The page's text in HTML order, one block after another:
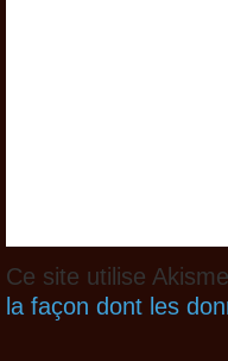
Ce site utilise
la façon dont les